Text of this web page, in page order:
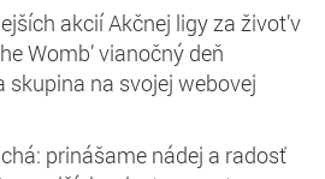
akcií Akčnej ligy za život’v
Womb’ vianočný deň
skupina na svojej webovej
prinášame nádej a radosť